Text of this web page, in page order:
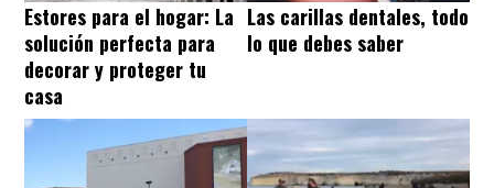
Estores para el hogar: La
solución perfecta para
decorar y proteger tu
casa
Las carillas dentales, todo
lo que debes saber